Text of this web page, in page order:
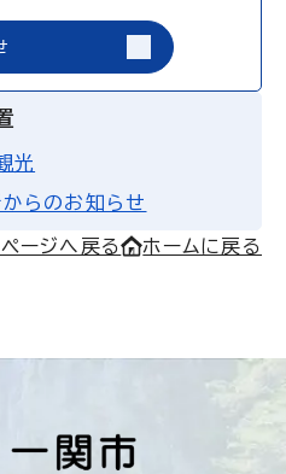
光
らのお知らせ
ージへ戻る ホームに戻る